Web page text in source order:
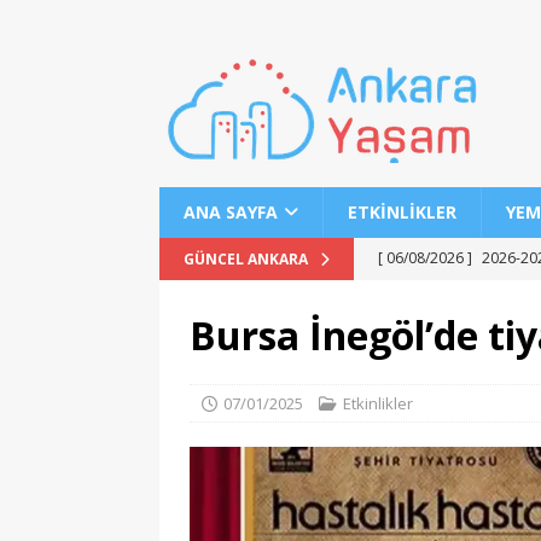
ANA SAYFA ETKINLIKLER
GÜNCEL ANKARA [ 06/08/2026 ] 2026-
EĞITIM
[ 06/08/2026 ] Konaklı
[ 06/08/2026 ] DGS
Bursa İnegöl’de
07/01/2025 Etkinlikler